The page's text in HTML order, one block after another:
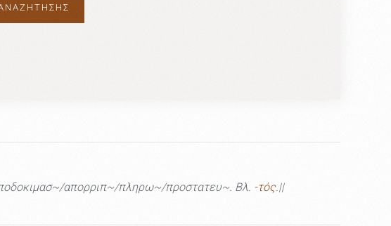
απορριπ~/πληρω~/προστατευ~. Βλ. -τός.||